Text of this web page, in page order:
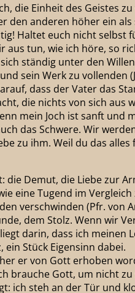
Einheit des Geistes
anderen höher ein als
Haltet euch nicht selbst
tun, wie ich höre, so
ständig unter den
sein Werk zu
dass der Vater das
die nichts von sich
mein Joch ist sanft und
das Schwere. Wir
zu ihm. Weil du das
Demut, die Liebe zur
eine Tugend im
verschwinden (Pfr. von
dem Stolz. Wenn wir
darin, dass ich meinen
Stück Eigensinn dabei.
er von Gott erhoben
brauche Gott, um nicht
ich steh an der Tür und